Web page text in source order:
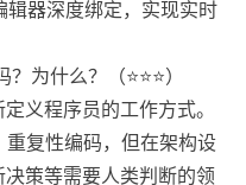
辑器深度绑定，实现实时
为什么？（⭐⭐⭐）
义程序员的工作方式。
复性编码，但在架构设
策等需要人类判断的领